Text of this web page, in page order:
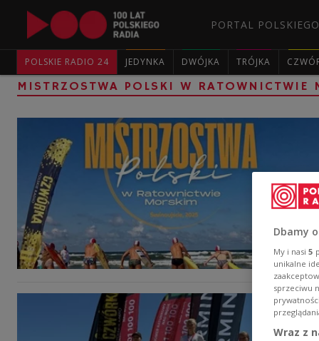
PORTAL
POLSKIE RADIO 24 JEDYNKA DWÓJKA TRÓJKA
MISTRZOSTWA POLSKI W RATOWNICTWIE
Dbamy
My i nasi 5
unikalne
sprzeciwu
Wraz z